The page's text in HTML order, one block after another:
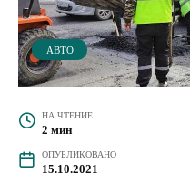
АВТО
НА ЧТЕНИЕ
2 мин
ОПУБЛИКОВАНО
15.10.2021